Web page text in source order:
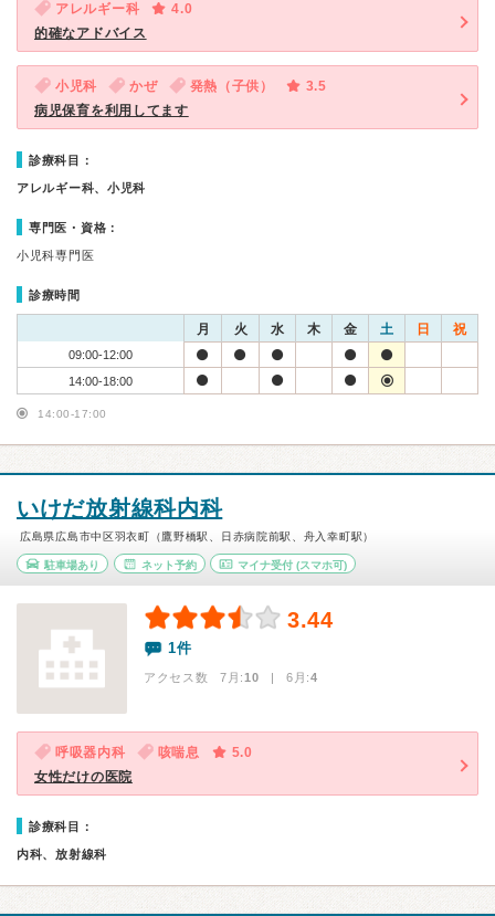
アレルギー科
4.0
的確なアドバイス
小児科 かぜ 発熱（子供）
3.5
病児保育を利用してます
診療科目：
アレルギー科、小児科
専門医・資格：
小児科専門医
診療時間
月 火 水 木 金 土 日 祝
09:00-12:00
14:00-18:00
14:00-17:00
いけだ放射線科内科
広島県広島市中区羽衣町（鷹野橋駅、日赤病院前駅、舟入幸町駅）
駐車場あり ネット予約 マイナ受付 (スマホ可)
3.44
1件
アクセス数 7月:10 | 6月:4
呼吸器内科 咳喘息
5.0
女性だけの医院
診療科目：
内科、放射線科